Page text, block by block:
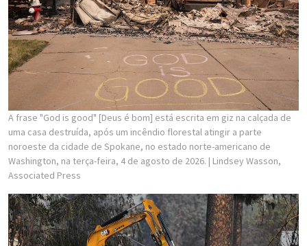
A frase "God is good" [Deus é bom] está escrita em giz na calçada de
uma casa destruída, após um incêndio florestal atingir a parte
noroeste da cidade de Spokane, no estado norte-americano de
Washington, na terça-feira, 4 de agosto de 2026. | Lindsey Wasson,
Associated Press